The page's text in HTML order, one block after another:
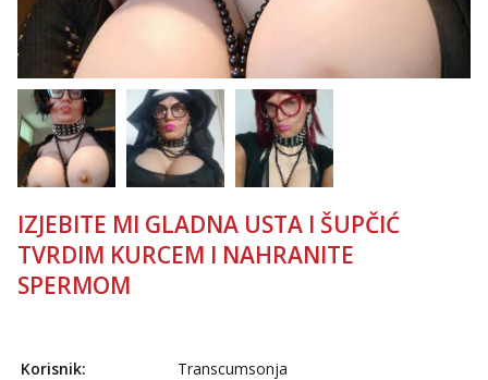
IZJEBITE MI GLADNA USTA I ŠUPČIĆ
TVRDIM KURCEM I NAHRANITE
SPERMOM
Korisnik:
Transcumsonja